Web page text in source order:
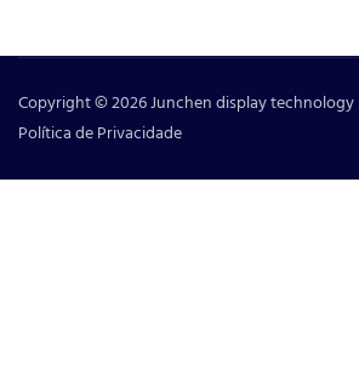
Copyright © 2026 Junchen display technology
Política de Privacidade